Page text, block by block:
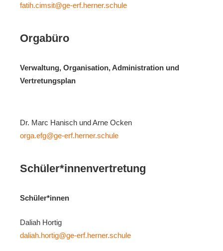
fatih.cimsit@ge-erf.herner.schule
Orgabüro
Verwaltung, Organisation, Administration und
Vertretungsplan
Dr. Marc Hanisch und Arne Ocken
orga.efg@ge-erf.herner.schule
Schüler*innenvertretung
Schüler*innen
Daliah Hortig
daliah.hortig@ge-erf.herner.schule